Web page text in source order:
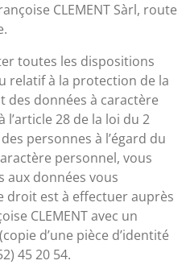
CLEMENT Sàrl, route
toutes les dispositions
relatif à la protection de la
données à caractère
28 de la loi du 2
personnes à l’égard du
personnel, vous
aux données vous
droit est à effectuer auprès
CLEMENT avec un
d’une pièce d’identité
45 20 54.